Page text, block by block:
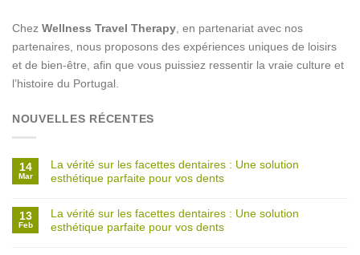
Chez Wellness Travel Therapy , en partenariat avec nos
partenaires, nous proposons des expériences uniques de loisirs
et de bien-être, afin que vous puissiez ressentir la vraie culture et
l’histoire du Portugal.
NOUVELLES RÉCENTES
14
Mar
La vérité sur les facettes dentaires : Une solution
esthétique parfaite pour vos dents
13
Feb
La vérité sur les facettes dentaires : Une solution
esthétique parfaite pour vos dents